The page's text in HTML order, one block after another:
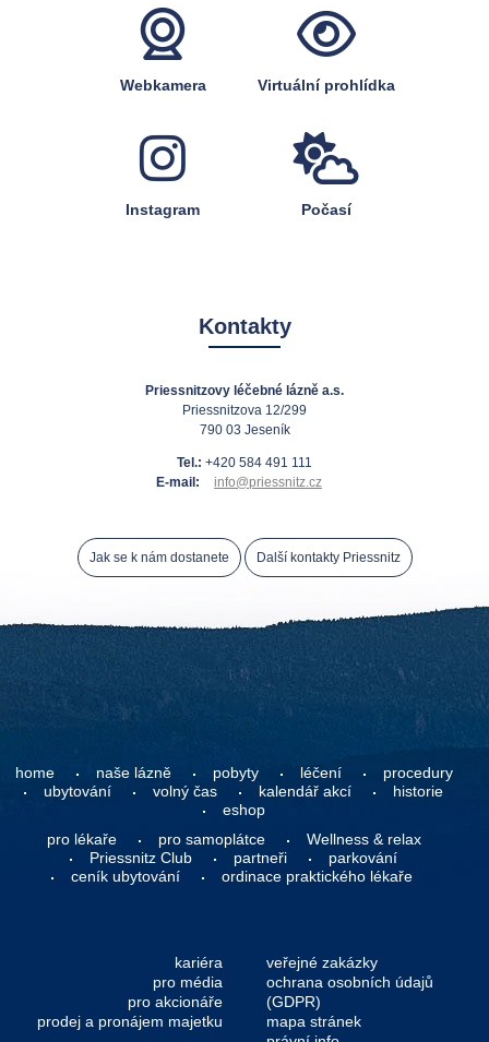
Webkamera Virtuální prohlídka
Instagram Počasí
Kontakty
Priessnitzovy léčebné lázně a.s.
Priessnitzova 12/299
790 03 Jeseník
Tel.: +420 584 491 111
E-mail:
info@priessnitz.cz
Jak se k nám dostanete Další kontakty Priessnitz
home naše lázně pobyty léčení
procedury
ubytování
volný čas kalendář akcí
historie
eshop
pro lékaře
pro samoplátce
Wellness & relax
Priessnitz Club
partneři
parkování
ceník ubytování
ordinace praktického lékaře
kariéra
pro média
pro akcionáře
prodej a pronájem majetku
veřejné zakázky
ochrana osobních údajů
(GDPR)
mapa stránek